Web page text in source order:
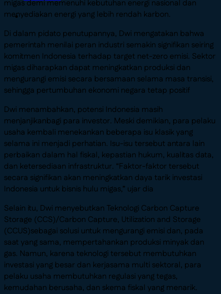
migas demi memenuhi kebutuhan energi nasional dan
menyediakan energi yang lebih rendah karbon.
Di dalam pidato penutupannya, Dwi mengatakan bahwa
pemerintah menilai peran industri semakin signifikan seiring
komitmen Indonesia terhadap target net-zero emisi. Sektor
migas diharapkan dapat meningkatkan produksi dan
mengurangi emisi secara bersamaan selama masa transisi,
sehingga pertumbuhan ekonomi negara tetap positif
Dwi menambahkan, potensi Indonesia masih
menjanjikanbagi para investor. Meski demikian, para pelaku
usaha kembali menekankan beberapa isu klasik yang
selama ini menjadi perhatian. Isu-isu tersebut antara lain
perbaikan dalam hal fiskal, kepastian hukum, kualitas data,
dan ketersediaan infrastruktur. “Faktor-faktor tersebut
secara signifikan akan meningkatkan daya tarik investasi
Indonesia untuk bisnis hulu migas,” ujar dia
Selain itu, Dwi menyebutkan Teknologi Carbon Capture
Storage (CCS)/Carbon Capture, Utilization and Storage
(CCUS)sebagai solusi untuk mengurangi emisi dan, pada
saat yang sama, mempertahankan produksi minyak dan
gas. Namun, karena teknologi tersebut membutuhkan
investasi yang besar dan kerjasama multi sektoral, para
pelaku usaha membutuhkan regulasi yang tegas,
kemudahan berusaha, dan skema fiskal yang menarik.